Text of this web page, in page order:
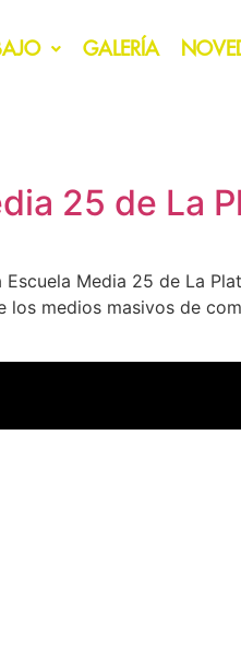
GALERÍA
25 de La
Media 25 de La
medios masivos de